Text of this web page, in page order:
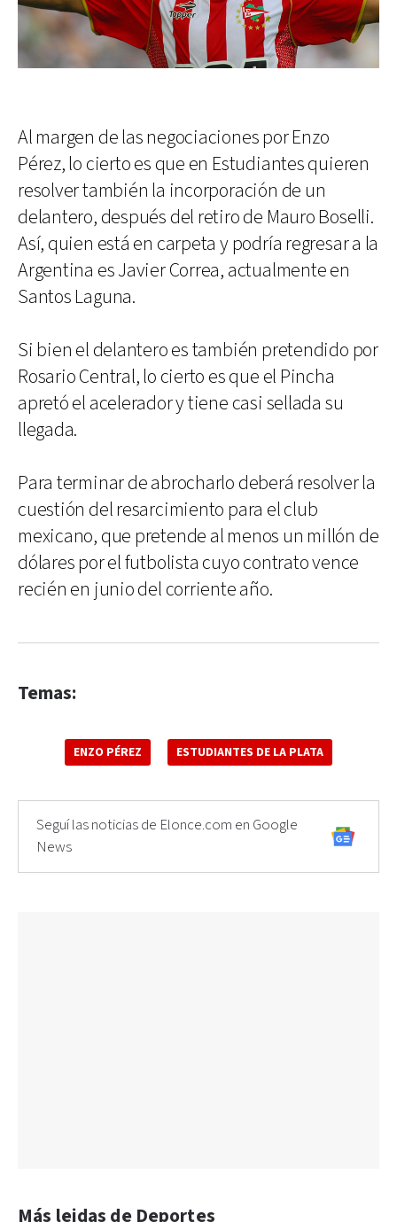
Al margen de las negociaciones por Enzo
Pérez, lo cierto es que en Estudiantes quieren
resolver también la incorporación de un
delantero, después del retiro de Mauro Boselli.
Así, quien está en carpeta y podría regresar a la
Argentina es Javier Correa, actualmente en
Santos Laguna.
Si bien el delantero es también pretendido por
Rosario Central, lo cierto es que el Pincha
apretó el acelerador y tiene casi sellada su
llegada.
Para terminar de abrocharlo deberá resolver la
cuestión del resarcimiento para el club
mexicano, que pretende al menos un millón de
dólares por el futbolista cuyo contrato vence
recién en junio del corriente año.
Temas:
ENZO PÉREZ ESTUDIANTES DE LA PLATA
Seguí las noticias de Elonce.com en Google
News
Más leidas de Deportes